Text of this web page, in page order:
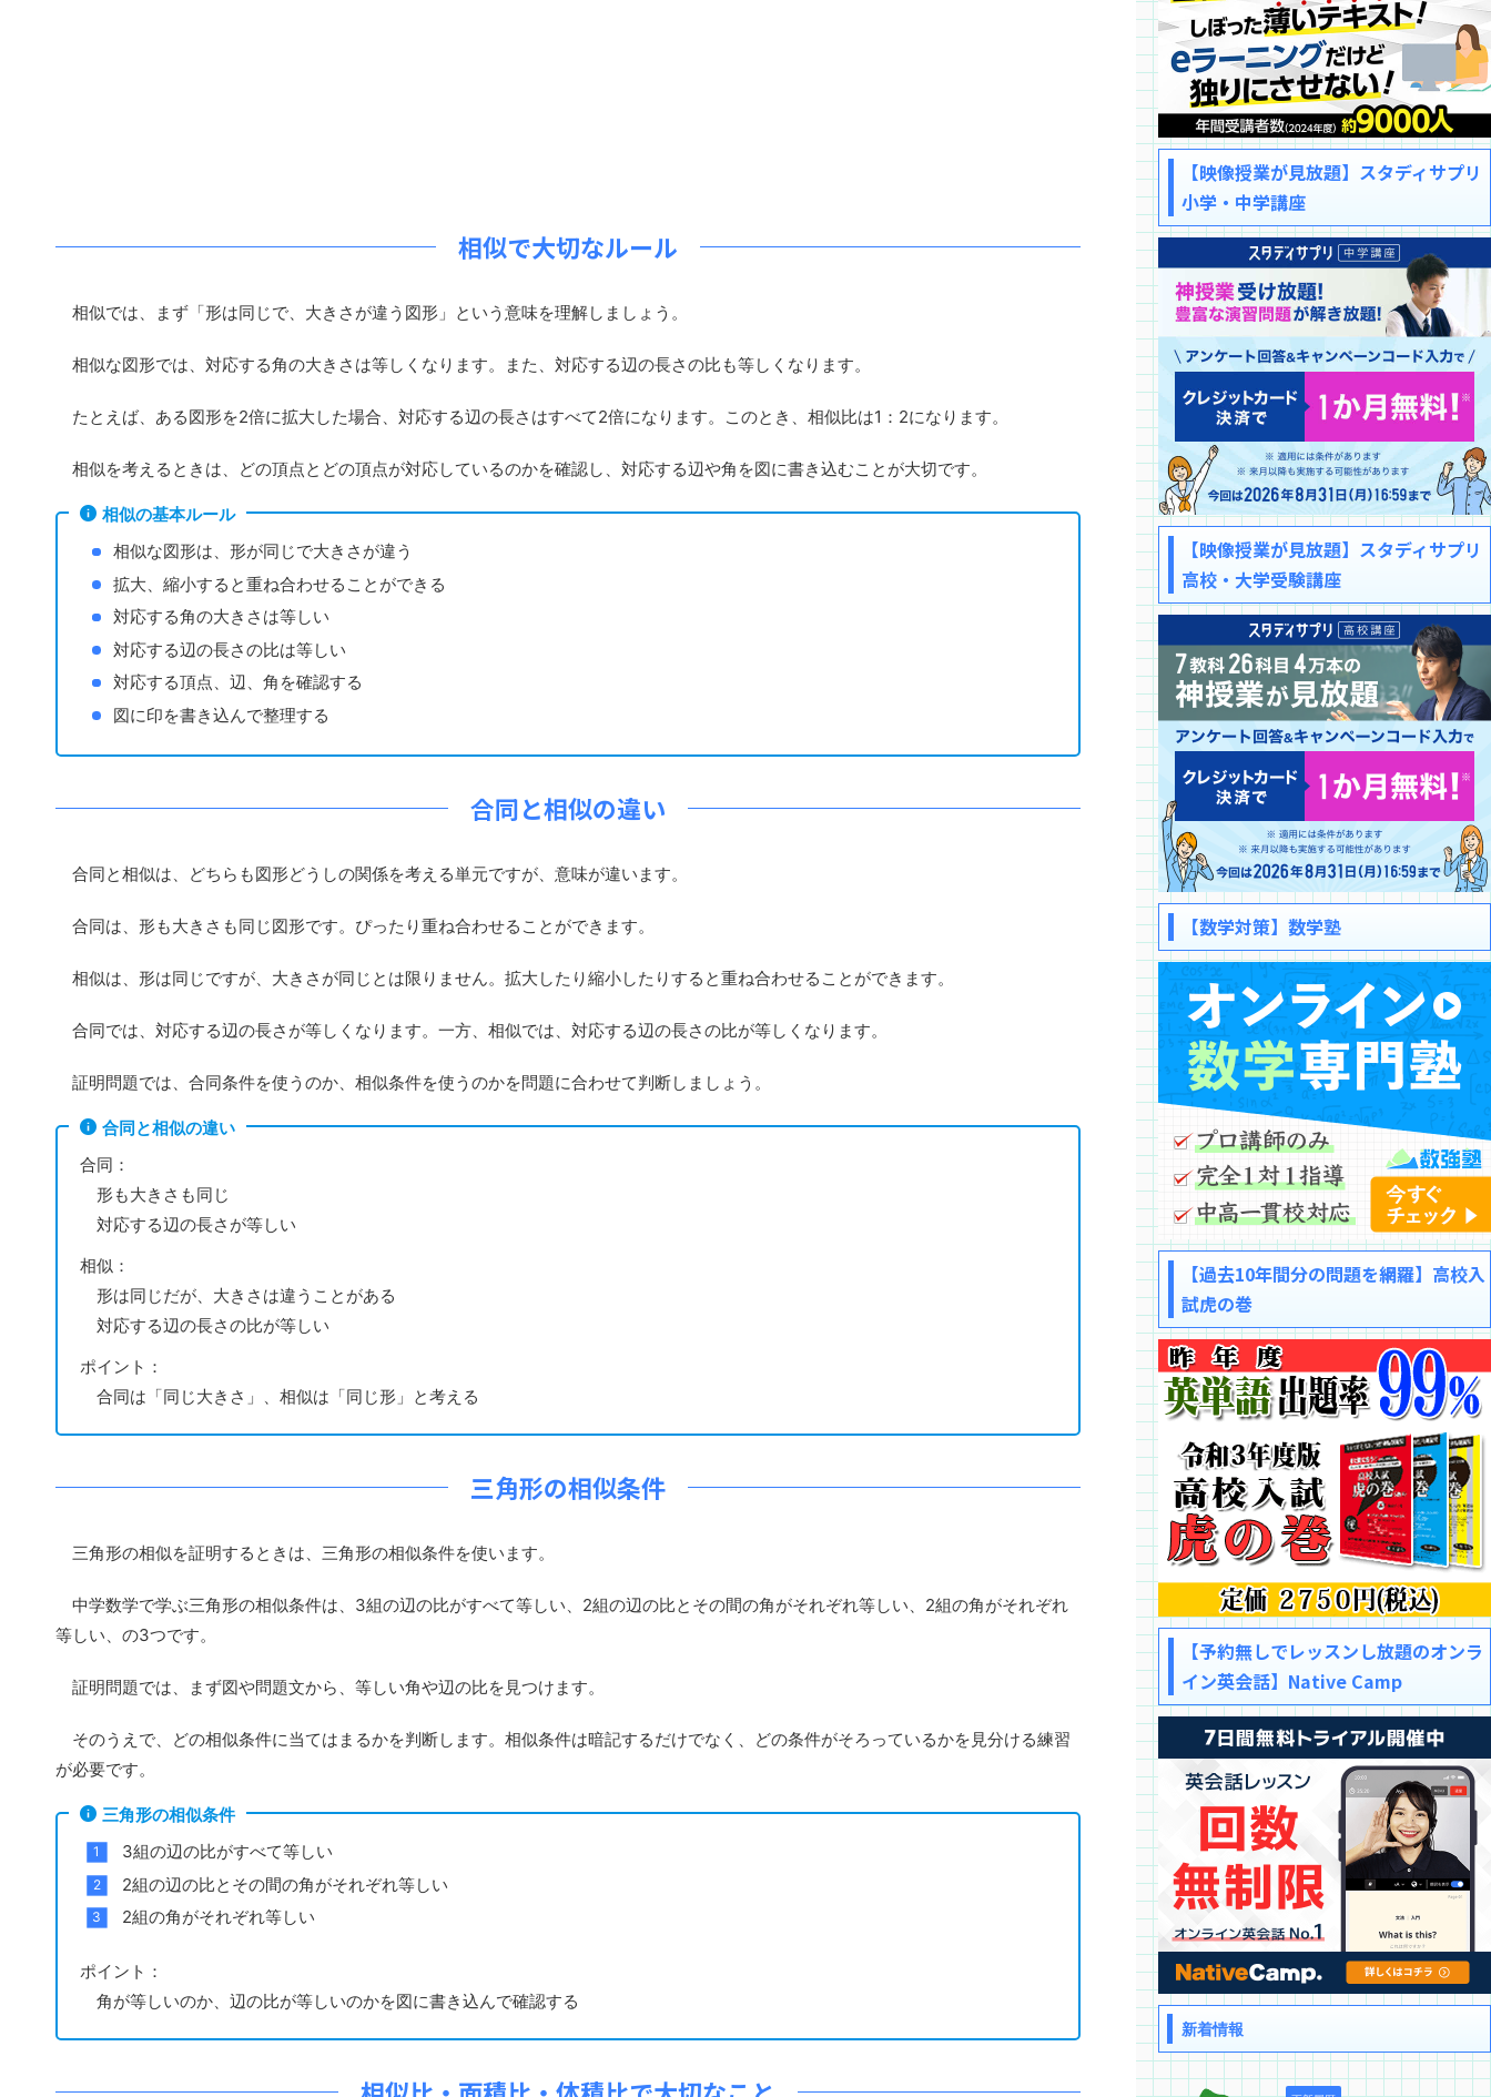
相似で大切なルール
相似では、まず「形は同じで、大きさが違う図形」という意味を理解しましょう。
相似な図形では、対応する角の大きさは等しくなります。また、対応する辺の長さの比も等しくなります。
たとえば、ある図形を2倍に拡大した場合、対応する辺の長さはすべて2倍になります。このとき、相似比は1：2になります。
相似を考えるときは、どの頂点とどの頂点が対応しているのかを確認し、対応する辺や角を図に書き込むことが大切です。
相似の基本ルール
相似な図形は、形が同じで大きさが違う
拡大、縮小すると重ね合わせることができる
対応する角の大きさは等しい
対応する辺の長さの比は等しい
対応する頂点、辺、角を確認する
図に印を書き込んで整理する
合同と相似の違い
合同と相似は、どちらも図形どうしの関係を考える単元ですが、意味が違います。
合同は、形も大きさも同じ図形です。ぴったり重ね合わせることができます。
相似は、形は同じですが、大きさが同じとは限りません。拡大したり縮小したりすると重ね合わせることができます。
合同では、対応する辺の長さが等しくなります。一方、相似では、対応する辺の長さの比が等しくなります。
証明問題では、合同条件を使うのか、相似条件を使うのかを問題に合わせて判断しましょう。
合同と相似の違い
合同：
形も大きさも同じ
対応する辺の長さが等しい
相似：
形は同じだが、大きさは違うことがある
対応する辺の長さの比が等しい
ポイント：
合同は「同じ大きさ」、相似は「同じ形」と考える
三角形の相似条件
三角形の相似を証明するときは、三角形の相似条件を使います。
中学数学で学ぶ三角形の相似条件は、3組の辺の比がすべて等しい、2組の辺の比とその間の角がそれぞれ等しい、2組の角がそれぞれ
等しい、の3つです。
証明問題では、まず図や問題文から、等しい角や辺の比を見つけます。
そのうえで、どの相似条件に当てはまるかを判断します。相似条件は暗記するだけでなく、どの条件がそろっているかを見分ける練習
が必要です。
三角形の相似条件
3組の辺の比がすべて等しい
2組の辺の比とその間の角がそれぞれ等しい
2組の角がそれぞれ等しい
ポイント：
角が等しいのか、辺の比が等しいのかを図に書き込んで確認する
【映像授業が見放題】スタディサプリ
小学・中学講座
【映像授業が見放題】スタディサプリ
高校・大学受験講座
【数学対策】数学塾
【過去10年間分の問題を網羅】高校入
試虎の巻
【予約無しでレッスンし放題のオンラ
イン英会話】Native Camp
新着情報